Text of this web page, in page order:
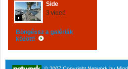
Side
3 videó
Böngéssz a galériák
között!